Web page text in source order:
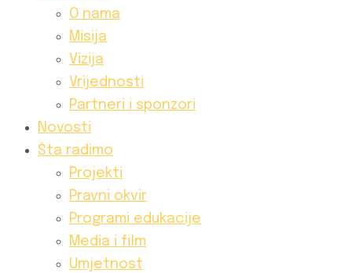
O nama
Misija
Vizija
Vrijednosti
Partneri i sponzori
Novosti
Šta radimo
Projekti
Pravni okvir
Programi edukacije
Media i film
Umjetnost